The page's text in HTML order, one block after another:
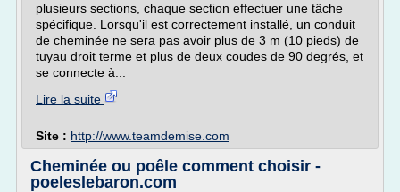
plusieurs sections, chaque section effectuer une tâche
spécifique. Lorsqu'il est correctement installé, un conduit
de cheminée ne sera pas avoir plus de 3 m (10 pieds) de
tuyau droit terme et plus de deux coudes de 90 degrés, et
se connecte à...
Lire la suite
Site : http://www.teamdemise.com
Cheminée ou poêle comment choisir -
poeleslebaron.com